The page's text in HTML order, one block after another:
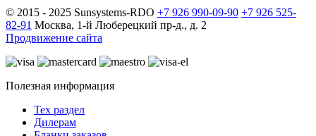
© 2015 - 2025 Sunsystems-RDO +7 926 990-09-90 +7 926 525-
82-91 Москва, 1-й Люберецкий пр-д., д. 2
Продвижение сайта
Полезная информация
Тех раздел
Дилерам